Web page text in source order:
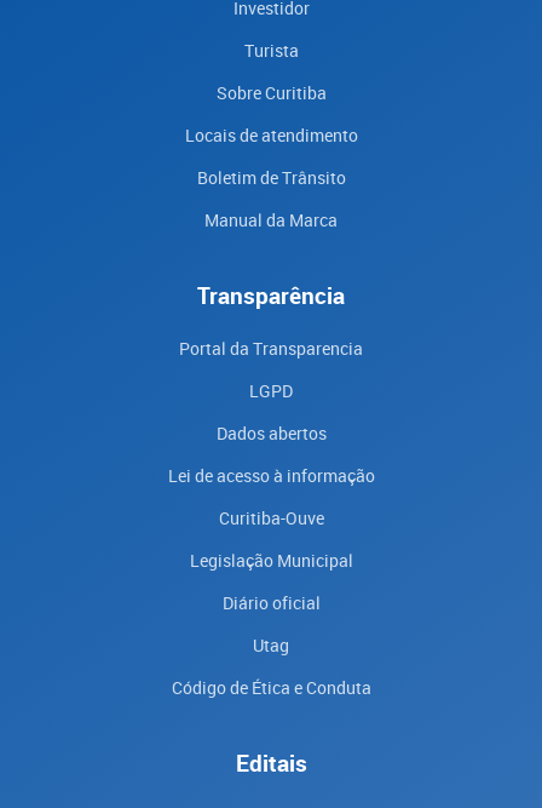
Investidor
Turista
Sobre Curitiba
Locais de atendimento
Boletim de Trânsito
Manual da Marca
Transparência
Portal da Transparencia
LGPD
Dados abertos
Lei de acesso à informação
Curitiba-Ouve
Legislação Municipal
Diário oficial
Utag
Código de Ética e Conduta
Editais